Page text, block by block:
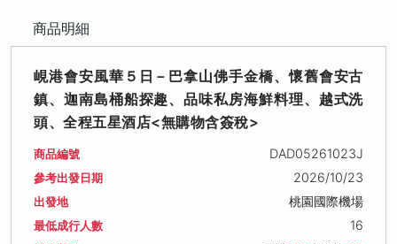
商品明細
峴港會安風華５日－巴拿山佛手金橋、懷舊會安古
鎮、迦南島桶船探趣、品味私房海鮮料理、越式洗
頭、全程五星酒店<無購物含簽稅>
商品編號 DAD05261023J
參考出發日期 2026/10/23
出發地 桃園國際機場
最低成行人數 16